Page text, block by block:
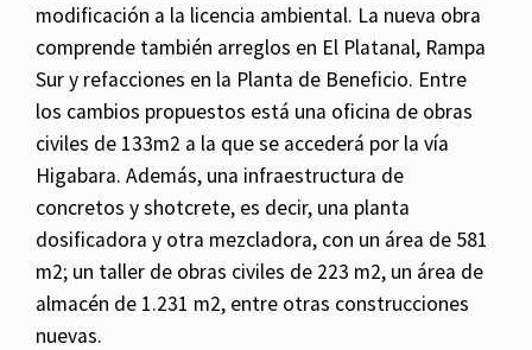
modificación a la licencia ambiental. La nueva obra
comprende también arreglos en El Platanal, Rampa
Sur y refacciones en la Planta de Beneficio. Entre
los cambios propuestos está una oficina de obras
civiles de 133m2 a la que se accederá por la vía
Higabara. Además, una infraestructura de
concretos y shotcrete, es decir, una planta
dosificadora y otra mezcladora, con un área de 581
m2; un taller de obras civiles de 223 m2, un área de
almacén de 1.231 m2, entre otras construcciones
nuevas.